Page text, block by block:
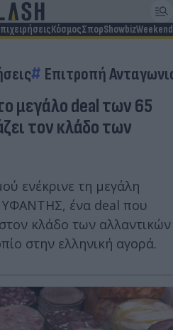
ΚόσμοςΣπορShowbizWeekend
Επιτροπή
μεγάλο deal των 65
τον κλάδο των
ενέκρινε τη μεγάλη
ΥΦΑΝΤΗΣ, ένα deal που
στον κλάδο των αλλαντικών
στην ελληνική αγορά.